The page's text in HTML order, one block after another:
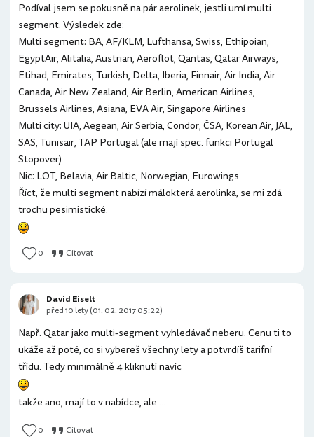
Podíval jsem se pokusně na pár aerolinek, jestli umí multi
segment. Výsledek zde:
Multi segment: BA, AF/KLM, Lufthansa, Swiss, Ethipoian,
EgyptAir, Alitalia, Austrian, Aeroflot, Qantas, Qatar Airways,
Etihad, Emirates, Turkish, Delta, Iberia, Finnair, Air India, Air
Canada, Air New Zealand, Air Berlin, American Airlines,
Brussels Airlines, Asiana, EVA Air, Singapore Airlines
Multi city: UIA, Aegean, Air Serbia, Condor, ČSA, Korean Air, JAL,
SAS, Tunisair, TAP Portugal (ale mají spec. funkci Portugal
Stopover)
Nic: LOT, Belavia, Air Baltic, Norwegian, Eurowings
Říct, že multi segment nabízí málokterá aerolinka, se mi zdá
trochu pesimistické.
0 Citovat
Např. Qatar jako multi-segment vyhledávač neberu. Cenu ti to
ukáže až poté, co si vybereš všechny lety a potvrdíš tarifní
třídu. Tedy minimálně 4 kliknutí navíc
takže ano, mají to v nabídce, ale ...
0 Citovat
David Eiselt
před 10 lety (01. 02. 2017 05:22)